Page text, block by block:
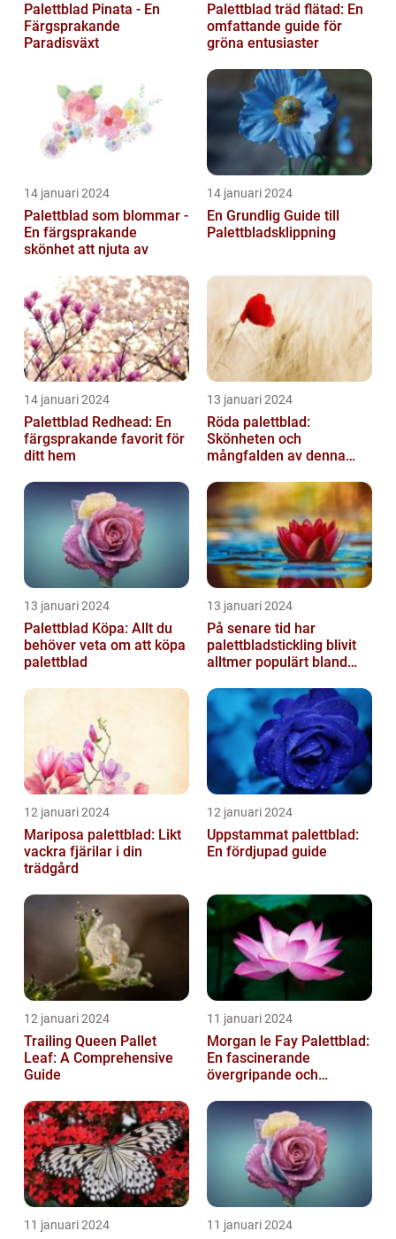
Palettblad Pinata - En
Färgsprakande
Paradisväxt
Palettblad träd flätad: En
omfattande guide för
gröna entusiaster
14 januari 2024
Palettblad som blommar -
En färgsprakande
skönhet att njuta av
14 januari 2024
En Grundlig Guide till
Palettbladsklippning
14 januari 2024
Palettblad Redhead: En
färgsprakande favorit för
ditt hem
13 januari 2024
Röda palettblad:
Skönheten och
mångfalden av denna
13 januari 2024
Palettblad Köpa: Allt du
behöver veta om att köpa
palettblad
13 januari 2024
På senare tid har
palettbladstickling blivit
alltmer populärt bland
12 januari 2024
Mariposa palettblad: Likt
vackra fjärilar i din
trädgård
12 januari 2024
Uppstammat palettblad:
En fördjupad guide
12 januari 2024
Trailing Queen Pallet
Leaf: A Comprehensive
Guide
11 januari 2024
Morgan le Fay Palettblad:
En fascinerande
övergripande och
11 januari 2024 11 januari 2024